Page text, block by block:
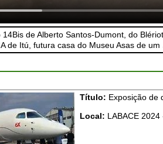
14Bis de Alberto Santos-Dumont, do
de Itú, futura casa do Museu Asas de um
Título: Exposição de
Local: LABACE